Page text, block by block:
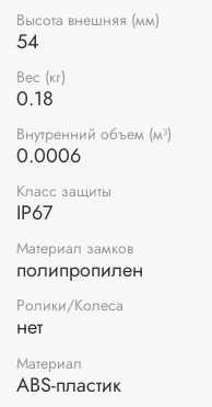
Высота внешняя (мм)
54
Вес (кг)
0.18
Внутренний объем (м³)
0.0006
Класс защиты
IP67
Материал замков
полипропилен
Ролики/Колеса
нет
Материал
ABS-пластик